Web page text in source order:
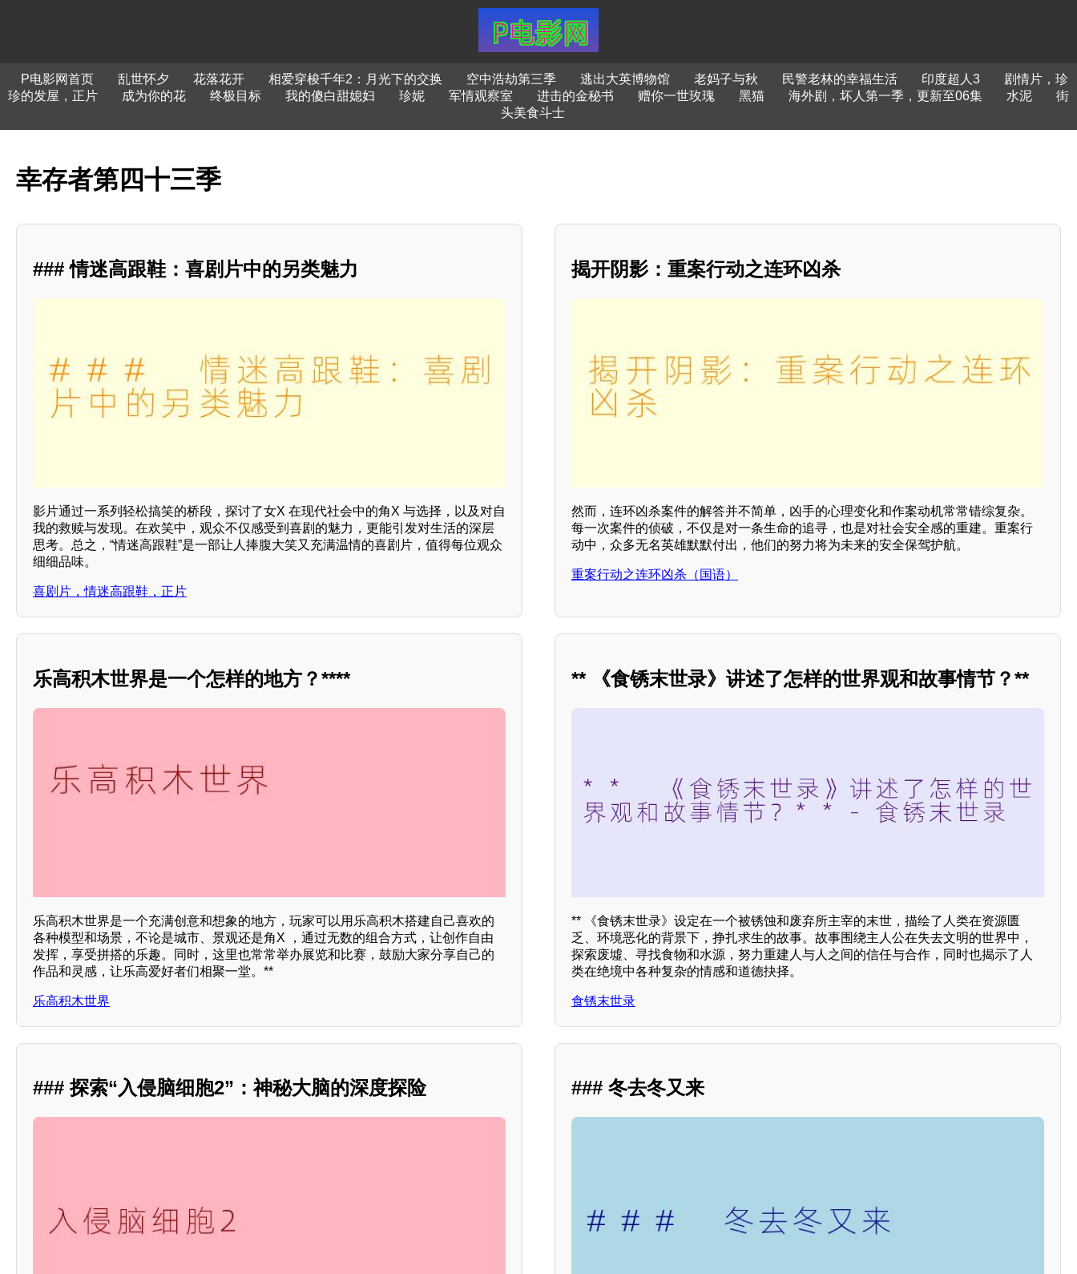
P电影网首页 乱世怀夕 花落花开 相爱穿梭千年2：月光下的交换 空中浩劫第三季 逃出大英博物馆 老妈子与秋 民警老林的幸福生活 印度超人3
剧情片，珍
珍的发屋，正片
成为你的花 终极目标 我的傻白甜媳妇 珍妮 军情观察室 进击的金秘书 赠你一世玫瑰 黑猫 海外剧，坏人第一季，更新至06集 水泥
街
头美食斗士
幸存者第四十三季
### 情迷高跟鞋：喜剧片中的另类魅力
影片通过一系列轻松搞笑的桥段，探讨了女X 在现代社会中的角X 与选择，以及对自
我的救赎与发现。在欢笑中，观众不仅感受到喜剧的魅力，更能引发对生活的深层
思考。总之，“情迷高跟鞋”是一部让人捧腹大笑又充满温情的喜剧片，值得每位观众
细细品味。
喜剧片，情迷高跟鞋，正片
揭开阴影：重案行动之连环凶杀
然而，连环凶杀案件的解答并不简单，凶手的心理变化和作案动机常常错综复杂。
每一次案件的侦破，不仅是对一条生命的追寻，也是对社会安全感的重建。重案行
动中，众多无名英雄默默付出，他们的努力将为未来的安全保驾护航。
重案行动之连环凶杀（国语）
乐高积木世界是一个怎样的地方？****
乐高积木世界是一个充满创意和想象的地方，玩家可以用乐高积木搭建自己喜欢的
各种模型和场景，不论是城市、景观还是角X ，通过无数的组合方式，让创作自由
发挥，享受拼搭的乐趣。同时，这里也常常举办展览和比赛，鼓励大家分享自己的
作品和灵感，让乐高爱好者们相聚一堂。**
乐高积木世界
** 《食锈末世录》讲述了怎样的世界观和故事情节？**
** 《食锈末世录》设定在一个被锈蚀和废弃所主宰的末世，描绘了人类在资源匮
乏、环境恶化的背景下，挣扎求生的故事。故事围绕主人公在失去文明的世界中，
探索废墟、寻找食物和水源，努力重建人与人之间的信任与合作，同时也揭示了人
类在绝境中各种复杂的情感和道德抉择。
食锈末世录
### 探索“入侵脑细胞2”：神秘大脑的深度探险 ### 冬去冬又来